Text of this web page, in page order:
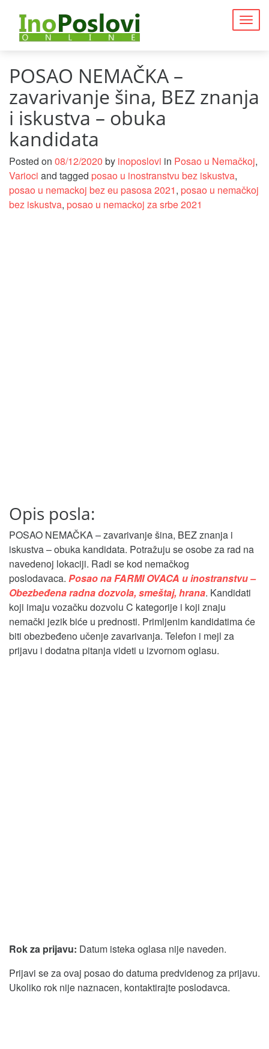
POSAO NEMAČKA –
zavarivanje šina, BEZ znanja
i iskustva – obuka
kandidata
Posted on 08/12/2020 by inoposlovi in Posao u Nemačkoj,
Varioci and tagged posao u inostranstvu bez iskustva,
posao u nemackoj bez eu pasosa 2021, posao u nemačkoj
bez iskustva, posao u nemackoj za srbe 2021
Opis posla:
POSAO NEMAČKA – zavarivanje šina, BEZ znanja i
iskustva – obuka kandidata. Potražuju se osobe za rad na
navedenoj lokaciji. Radi se kod nemačkog
poslodavaca. Posao na FARMI OVACA u inostranstvu –
Obezbeđena radna dozvola, smeštaj, hrana. Kandidati
koji imaju vozačku dozvolu C kategorije i koji znaju
nemački jezik biće u prednosti. Primljenim kandidatima će
biti obezbeđeno učenje zavarivanja. Telefon i mejl za
prijavu i dodatna pitanja videti u izvornom oglasu.
Rok za prijavu: Datum isteka oglasa nije naveden.
Prijavi se za ovaj posao do datuma predvidenog za prijavu.
Ukoliko rok nije naznacen, kontaktirajte poslodavca.